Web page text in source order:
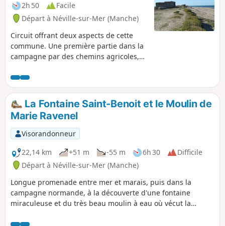
2h 50
Facile
Départ à Néville-sur-Mer (Manche)
Circuit offrant deux aspects de cette
commune. Une première partie dans la
campagne par des chemins agricoles,
par le Manoir d’Imbranville et l’église de
Gouberville. Une seconde partie en bord
de mer où de nombreux blockhaus
ponctuent le sentier côtier.
La Fontaine Saint-Benoit et le Moulin de
Marie Ravenel
Visorandonneur
22,14 km
+51 m -55 m 6h 30
Difficile
Départ à Néville-sur-Mer (Manche)
Longue promenade entre mer et marais, puis dans la
campagne normande, à la découverte d'une fontaine
miraculeuse et du très beau moulin à eau où vécut la